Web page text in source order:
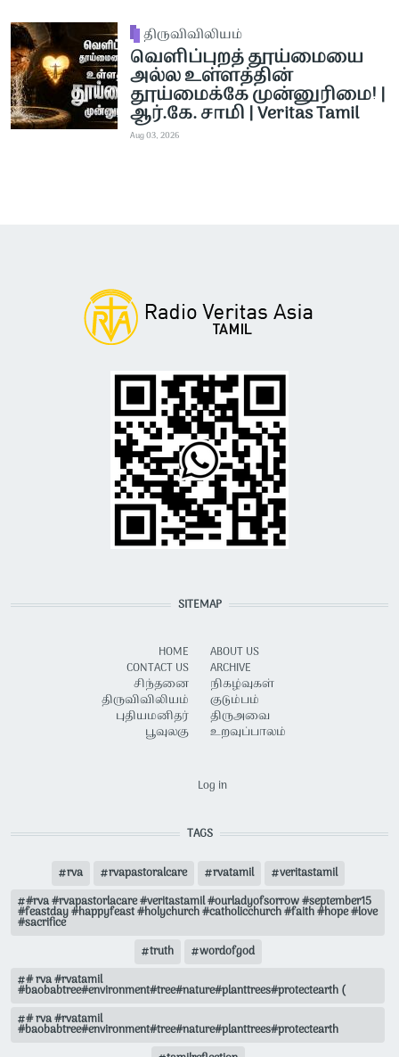
திருவிவிலியம்
வெளிப்புறத் தூய்மையை
அல்ல உள்ளத்தின்
தூய்மைக்கே முன்னுரிமை! |
ஆர்.கே. சாமி | Veritas Tamil
Aug 03, 2026
SITEMAP
HOME
CONTACT US
சிந்தனை
திருவிவிலியம்
புதியமனிதர்
பூவுலகு
ABOUT US
ARCHIVE
நிகழ்வுகள்
குடும்பம்
திருஅவை
உறவுப்பாலம்
Log in
TAGS
rva rvapastoralcare rvatamil
veritastamil
#rva #rvapastorlacare #veritastamil #ourladyofsorrow #september15
#feastday #happyfeast #holychurch #catholicchurch #faith #hope #love
#sacrifice
truth
wordofgod
# rva #rvatamil
#baobabtree#environment#tree#nature#planttrees#protectearth (
# rva #rvatamil
#baobabtree#environment#tree#nature#planttrees#protectearth